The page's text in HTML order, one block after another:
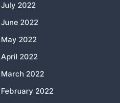
July 2022
June 2022
May 2022
April 2022
March 2022
February 2022